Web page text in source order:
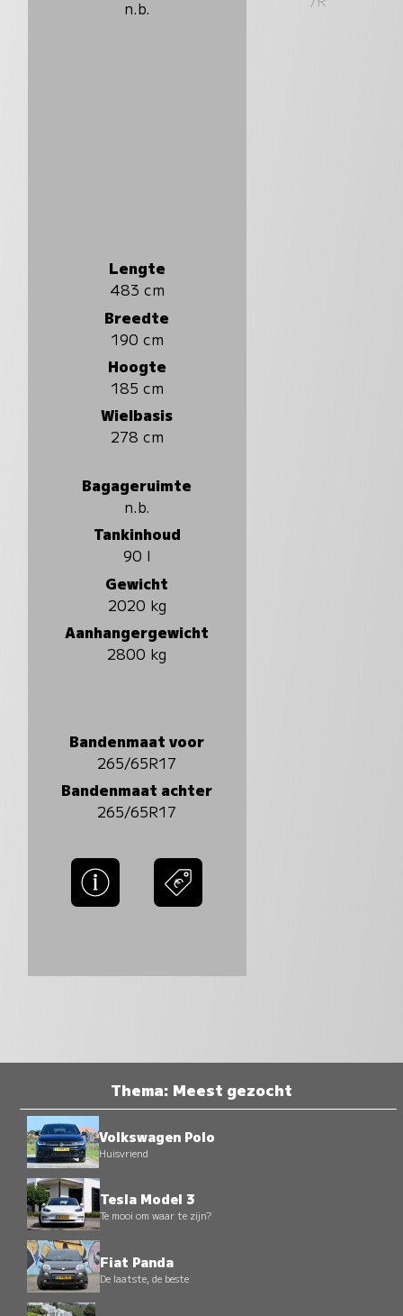
n.b.
Lengte
483 cm
Breedte
190 cm
Hoogte
185 cm
Wielbasis
278 cm
Bagageruimte
n.b.
Tankinhoud
90 l
Gewicht
2020 kg
Aanhangergewicht
2800 kg
Bandenmaat voor
265/65R17
Bandenmaat achter
265/65R17
Thema: Meest gezocht
Volkswagen Polo
Huisvriend
Tesla Model 3
Te mooi om waar te zijn?
Fiat Panda
De laatste, de beste